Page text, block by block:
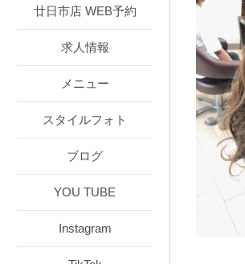
廿日市店 WEB予約
求人情報
メニュー
スタイルフォト
ブログ
YOU TUBE
Instagram